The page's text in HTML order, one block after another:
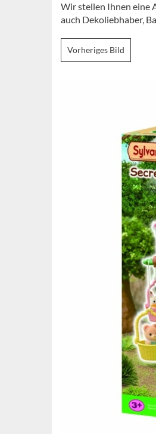
Wir stellen Ihnen eine
auch Dekoliebhaber,
Vorheriges Bild